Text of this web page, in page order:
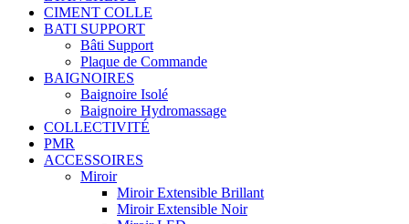
CIMENT COLLE
BATI SUPPORT
Bâti Support
Plaque de Commande
BAIGNOIRES
Baignoire Isolé
Baignoire Hydromassage
COLLECTIVITÉ
PMR
ACCESSOIRES
Miroir
Miroir Extensible Brillant
Miroir Extensible Noir